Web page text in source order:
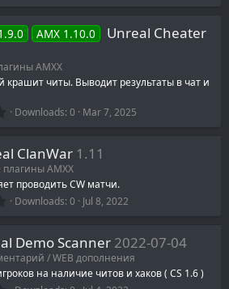
0
s
r
(
AMX 1.10.0
Unreal Cheater
AMXX
крашит читы. Выводит результаты в чат и
0
0
s
t
a
r
Downloads 0 Mar 7, 2025
ClanWar 1.11
плагины AMXX
проводить CW матчи.
0
0
s
t
a
r
Downloads 0 Jul 8, 2022
Demo Scanner 2022-07-04
/ WEB дополнения
на наличие читов и хаков ( CS 1.6 )